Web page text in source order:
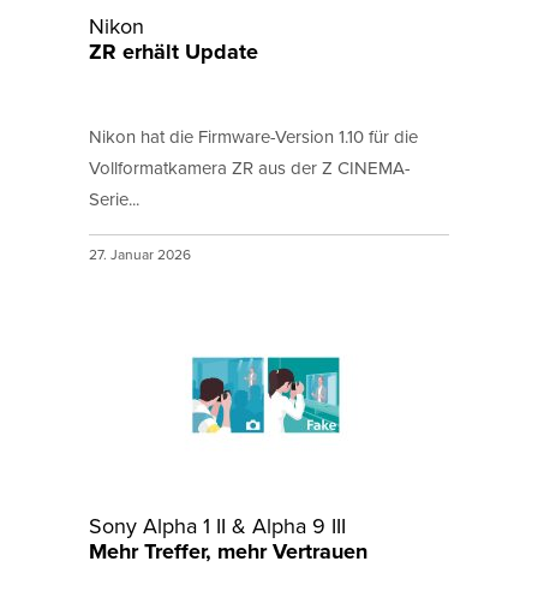
Nikon
ZR erhält Update
Nikon hat die Firmware-Version 1.10 für die
Vollformatkamera ZR aus der Z CINEMA-
Serie...
27. Januar 2026
Sony Alpha 1 II & Alpha 9 III
Mehr Treffer, mehr Vertrauen